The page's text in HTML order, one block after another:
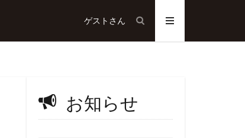
ゲスト さん
お知らせ